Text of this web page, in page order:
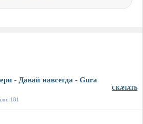
- Давай навсегда - Gura
181
СКАЧАТЬ